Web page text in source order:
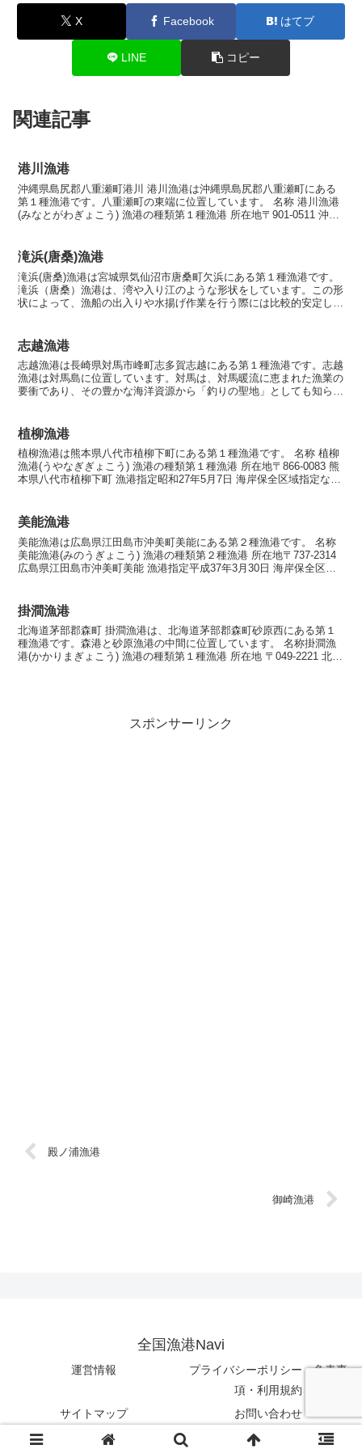
X Facebook はてブ
LINE コピー
関連記事
港川漁港
沖縄県島尻郡八重瀬町港川 港川漁港は沖縄県島尻郡八重瀬町にある
第１種漁港です。八重瀬町の東端に位置しています。 名称 港川漁港
(みなとがわぎょこう) 漁港の種類第１種漁港 所在地〒901-0511 沖縄
滝浜(唐桑)漁港
滝浜(唐桑)漁港は宮城県気仙沼市唐桑町欠浜にある第１種漁港です。
滝浜（唐桑）漁港は、湾や入り江のような形状をしています。この形
状によって、漁船の出入りや水揚げ作業を行う際には比較的安定した
志越漁港
志越漁港は長崎県対馬市峰町志多賀志越にある第１種漁港です。志越
漁港は対馬島に位置しています。対馬は、対馬暖流に恵まれた漁業の
要衝であり、その豊かな海洋資源から「釣りの聖地」としても知られ
植柳漁港
植柳漁港は熊本県八代市植柳下町にある第１種漁港です。 名称 植柳
漁港(うやなぎぎょこう) 漁港の種類第１種漁港 所在地〒866-0083 熊
本県八代市植柳下町 漁港指定昭和27年5月7日 海岸保全区域指定なし
美能漁港
美能漁港は広島県江田島市沖美町美能にある第２種漁港です。 名称
美能漁港(みのうぎょこう) 漁港の種類第２種漁港 所在地〒737-2314
広島県江田島市沖美町美能 漁港指定平成37年3月30日 海岸保全区域
掛澗漁港
北海道茅部郡森町 掛澗漁港は、北海道茅部郡森町砂原西にある第１
種漁港です。森港と砂原漁港の中間に位置しています。 名称掛澗漁
港(かかりまぎょこう) 漁港の種類第１種漁港 所在地 〒049-2221 北海
スポンサーリンク
殿ノ浦漁港
御崎漁港
全国漁港Navi
運営情報
プライバシーポリシー・免責事
項・利用規約
サイトマップ
お問い合わせ
© 2023 全国漁港Navi.